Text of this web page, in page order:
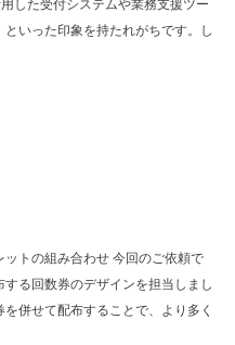
した受付システムや業務支援ツー
いった印象を持たれがちです。し
トの組み合わせ 今回のご依頼で
る回数券のデザインを担当しまし
併せて配布することで、より多く